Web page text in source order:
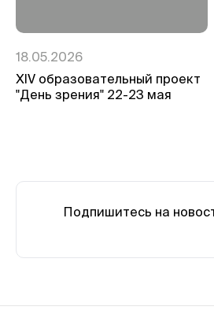
18.05.2026
ХIV образовательный проект
"День зрения" 22-23 мая
Подпишитесь на